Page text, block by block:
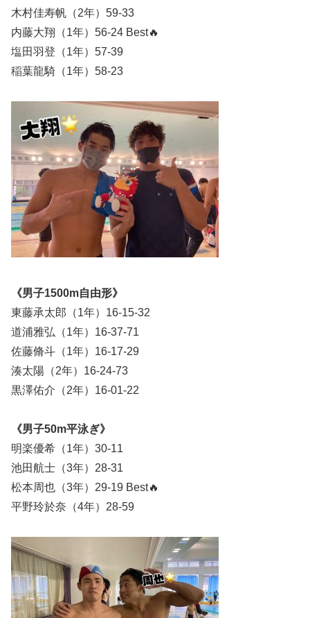
木村佳寿帆（2年）59-33
内藤大翔（1年）56-24 Best🔥
塩田羽登（1年）57-39
稲葉龍騎（1年）58-23
《男子1500m自由形》
東藤承太郎（1年）16-15-32
道浦雅弘（1年）16-37-71
佐藤脩斗（1年）16-17-29
湊太陽（2年）16-24-73
黒澤佑介（2年）16-01-22
《男子50m平泳ぎ》
明楽優希（1年）30-11
池田航士（3年）28-31
松本周也（3年）29-19 Best🔥
平野玲於奈（4年）28-59